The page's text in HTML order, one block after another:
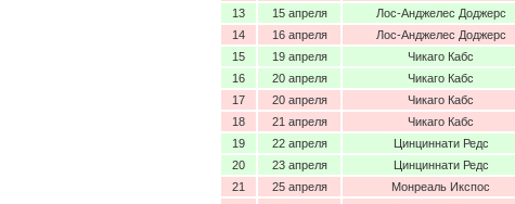
13
15 апреля Лос-Анджелес Доджерс
14
16 апреля Лос-Анджелес Доджерс
15
19 апреля Чикаго Кабс
16
20 апреля Чикаго Кабс
17
20 апреля Чикаго Кабс
18
21 апреля Чикаго Кабс
19
22 апреля Цинциннати Редс
20
23 апреля Цинциннати Редс
21
25 апреля Монреаль Икспос